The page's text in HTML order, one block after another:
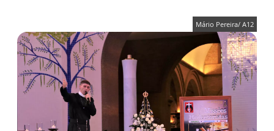
Mário Pereira/ A12